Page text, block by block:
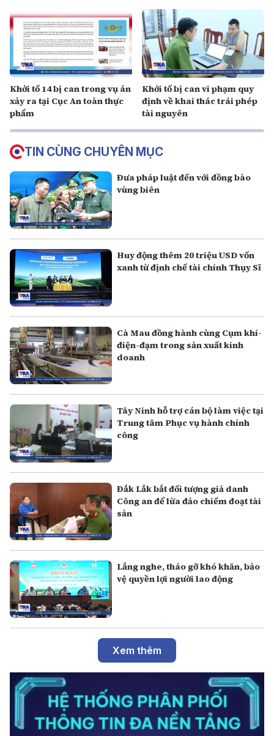
Khởi tố 14 bị can trong vụ án
xảy ra tại Cục An toàn thực
phẩm
Khởi tố bị can vi phạm quy
định về khai thác trái phép
tài nguyên
TIN CÙNG CHUYÊN MỤC
Đưa pháp luật đến với đồng bào
vùng biên
Huy động thêm 20 triệu USD vốn
xanh từ định chế tài chính Thụy Sĩ
Cà Mau đồng hành cùng Cụm khí-
điện-đạm trong sản xuất kinh
doanh
Tây Ninh hỗ trợ cán bộ làm việc tại
Trung tâm Phục vụ hành chính
công
Đắk Lắk bắt đối tượng giả danh
Công an để lừa đảo chiếm đoạt tài
sản
Lắng nghe, tháo gỡ khó khăn, bảo
vệ quyền lợi người lao động
Xem thêm